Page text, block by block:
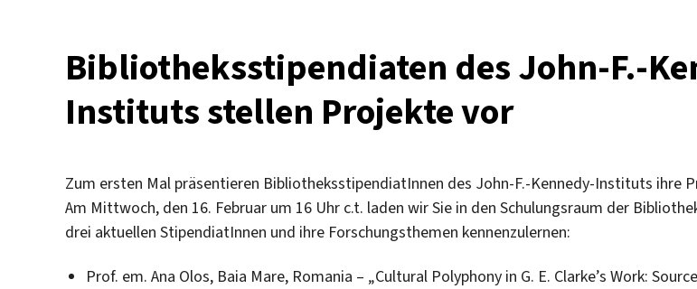
Bibliotheksstipendiaten des John-F.-
Instituts stellen Projekte vor
Zum ersten Mal präsentieren BibliotheksstipendiatInnen des John-F.-Kennedy-Instituts ihre
Am Mittwoch, den 16. Februar um 16 Uhr c.t. laden wir Sie in den Schulungsraum der
drei aktuellen StipendiatInnen und ihre Forschungsthemen kennenzulernen:
Prof. em. Ana Olos, Baia Mare, Romania – „Cultural Polyphony in G. E. Clarke’s Work: